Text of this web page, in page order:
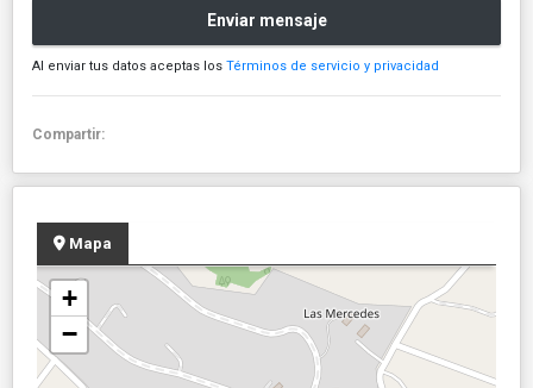
Enviar mensaje
Al enviar tus datos aceptas los Términos de servicio y privacidad
Compartir:
Mapa
+
−